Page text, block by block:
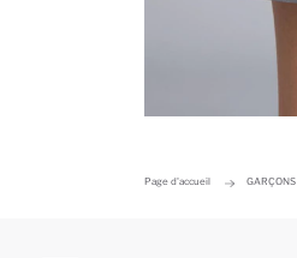
Page d'accueil GARÇONS